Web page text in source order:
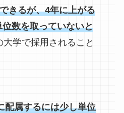
きるが、4年に上がる
数を取っていないと
大学で採用されること
配属するには少し単位